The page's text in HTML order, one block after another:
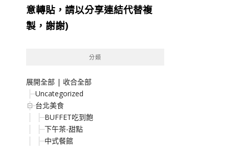
意轉貼，請以分享連結代替複
製，謝謝)
分類
展開全部 | 收合全部
Uncategorized
台北美食
BUFFET吃到飽
下午茶-甜點
中式餐館